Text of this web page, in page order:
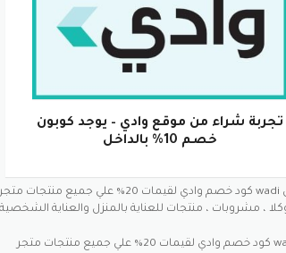
تجربة شراء من موقع وادي – يوجد كوبون
خصم 10% بالداخل
كود خصم وادي لقيمات 20% علي جميع منتجات متجر wadi هو بمثابة بقالة الكترونية فيوجد به خضروات وفواكة ، لحوم طازجه ، الاكل
كود خصم وادي لقيمات 20% علي جميع منتجات متجر wadi هو